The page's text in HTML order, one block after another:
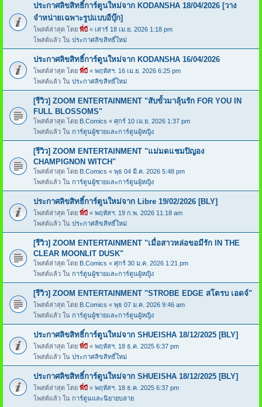
ประกาศลิขสิทธิ์การ์ตูนใหม่จาก KODANSHA 18/04/2026 [วาง
จำหน่ายเฉพาะรูปแบบอีบุ๊ก]
โพสต์ล่าสุด โดย พี่บี « เสาร์ 18 เม.ย. 2026 1:18 pm
โพสต์แล้ว ใน ประกาศลิขสิทธิ์ใหม่
ประกาศลิขสิทธิ์การ์ตูนใหม่จาก KODANSHA 16/04/2026
โพสต์ล่าสุด โดย พี่บี « พฤหัสฯ. 16 เม.ย. 2026 6:25 pm
โพสต์แล้ว ใน ประกาศลิขสิทธิ์ใหม่
[รีวิว] ZOOM ENTERTAINMENT "สับขั้วมาลุ้นรัก FOR YOU IN
FULL BLOSSOMS"
โพสต์ล่าสุด โดย B.Comics « ศุกร์ 10 เม.ย. 2026 1:37 pm
โพสต์แล้ว ใน การ์ตูนผู้ชายและการ์ตูนผู้หญิง
[รีวิว] ZOOM ENTERTAINMENT "แม่มดแชมปิญอง
CHAMPIGNON WITCH"
โพสต์ล่าสุด โดย B.Comics « พุธ 04 มี.ค. 2026 5:48 pm
โพสต์แล้ว ใน การ์ตูนผู้ชายและการ์ตูนผู้หญิง
ประกาศลิขสิทธิ์การ์ตูนใหม่จาก Libre 19/02/2026 [BLY]
โพสต์ล่าสุด โดย พี่บี « พฤหัสฯ. 19 ก.พ. 2026 11:18 am
โพสต์แล้ว ใน ประกาศลิขสิทธิ์ใหม่
[รีวิว] ZOOM ENTERTAINMENT "เมื่อสาวหล่อขอมีรัก IN THE
CLEAR MOONLIT DUSK"
โพสต์ล่าสุด โดย B.Comics « ศุกร์ 30 ม.ค. 2026 1:21 pm
โพสต์แล้ว ใน การ์ตูนผู้ชายและการ์ตูนผู้หญิง
[รีวิว] ZOOM ENTERTAINMENT "STROBE EDGE สโตรบ เอดจ์"
โพสต์ล่าสุด โดย B.Comics « พุธ 07 ม.ค. 2026 9:46 am
โพสต์แล้ว ใน การ์ตูนผู้ชายและการ์ตูนผู้หญิง
ประกาศลิขสิทธิ์การ์ตูนใหม่จาก SHUEISHA 18/12/2025 [BLY]
โพสต์ล่าสุด โดย พี่บี « พฤหัสฯ. 18 ธ.ค. 2025 6:37 pm
โพสต์แล้ว ใน ประกาศลิขสิทธิ์ใหม่
ประกาศลิขสิทธิ์การ์ตูนใหม่จาก SHUEISHA 18/12/2025 [BLY]
โพสต์ล่าสุด โดย พี่บี « พฤหัสฯ. 18 ธ.ค. 2025 6:37 pm
โพสต์แล้ว ใน การ์ตูนและนิยายบลาย